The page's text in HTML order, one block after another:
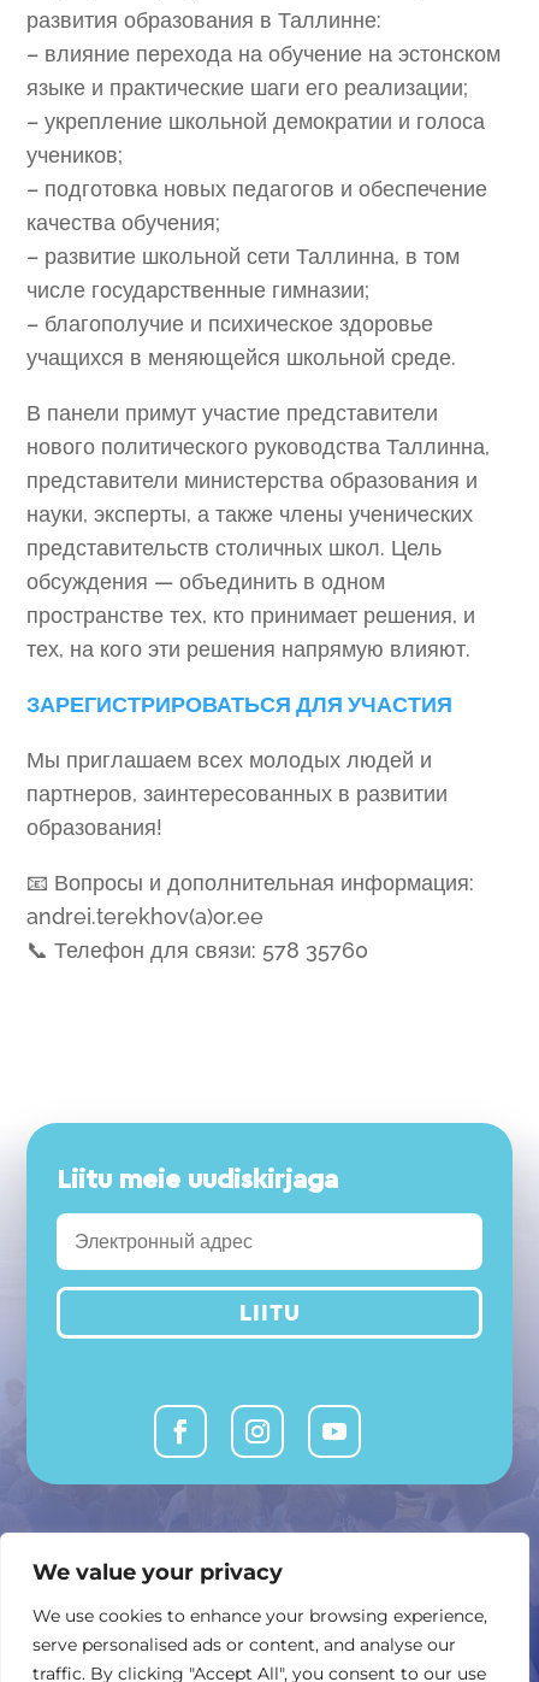
We value your privacy
We use cookies to enhance your browsing experience,
serve personalised ads or content, and analyse our
traffic. By clicking "Accept All", you consent to our use
развития образования в Таллинне:
– влияние перехода на обучение на эстонском
языке и практические шаги его реализации;
– укрепление школьной демократии и голоса
учеников;
– подготовка новых педагогов и обеспечение
качества обучения;
– развитие школьной сети Таллинна, в том
числе государственные гимназии;
– благополучие и психическое здоровье
учащихся в меняющейся школьной среде.
В панели примут участие представители
нового политического руководства Таллинна,
представители министерства образования и
науки, эксперты, а также члены ученических
представительств столичных школ. Цель
обсуждения — объединить в одном
пространстве тех, кто принимает решения, и
тех, на кого эти решения напрямую влияют.
ЗАРЕГИСТРИРОВАТЬСЯ ДЛЯ УЧАСТИЯ
Мы приглашаем всех молодых людей и
партнеров, заинтересованных в развитии
образования!
📧 Вопросы и дополнительная информация:
andrei.terekhov(a)or.ee
📞 Телефон для связи: 578 35760
Liitu meie uudiskirjaga
LIITU
MTÜ Avatud Vabariik
Ahtri 8, 10151 Tallinn